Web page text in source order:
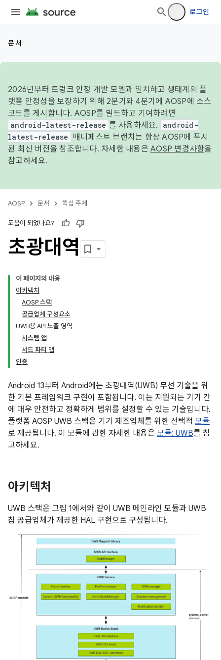
로그인
문서
2026년부터 트렁크 안정 개발 모델과 일치하고 생태계의 플
랫폼 안정성을 보장하기 위해 2분기와 4분기에 AOSP에 소스
코드를 게시합니다. AOSP를 빌드하고 기여하려면
android-latest-release 를 사용하세요.
android-
latest-release
매니페스트 브랜치는 항상 AOSP에 푸시
된 최신 버전을 참조합니다. 자세한 내용은 AOSP 변경사항을
참고하세요.
AOSP 문서 핵심 주제
도움이 되었나요?
초광대역
이 페이지의 내용
아키텍처
AOSP 스택
공급업체 구성요소
UWB용 API 노출 영역
시스템 앱
서드 파티 앱
인증
Android 13부터 Android에는 초광대역(UWB) 무선 기술을 위
한 기본 프레임워크 구현이 포함됩니다. 이는 지원되는 기기 간
에 매우 안전하고 정확하게 범위를 설정할 수 있는 기술입니다.
플랫폼 AOSP UWB 스택은 기기 제조업체를 위한 선택적 모듈
로 제공됩니다. 이 모듈에 관한 자세한 내용은 모듈: UWB를 참
고하세요.
아키텍처
UWB 스택은 그림 1에서와 같이 UWB 메인라인 모듈과 UWB
칩 공급업체가 제공한 HAL 구현으로 구성됩니다.